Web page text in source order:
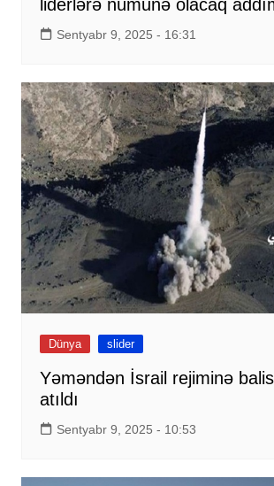
liderlərə nümunə olacaq
Sentyabr 9, 2025 - 16:31
Dünya slider
Yəməndən İsrail rejiminə
atıldı
Sentyabr 9, 2025 - 10:53